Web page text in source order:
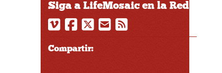
Siga a LifeMosaic en la Red
Compartir: